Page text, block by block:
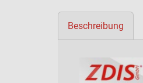
Beschreibung